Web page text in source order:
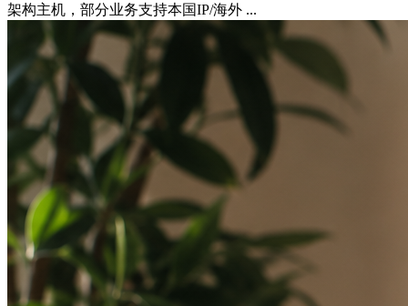
架构主机，部分业务支持本国IP/海外 ...